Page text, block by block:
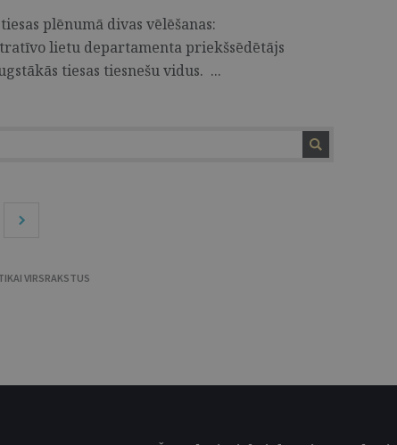
plēnumā divas vēlēšanas:
lietu departamenta priekšsēdētājs
tiesas tiesnešu vidus. ...
VIRSRAKSTUS